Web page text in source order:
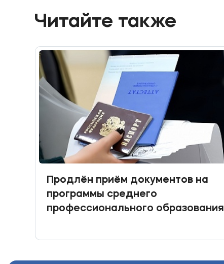
Читайте также
Продлён приём документов на
программы среднего
профессионального образования